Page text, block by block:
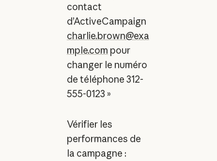
contact
d’ActiveCampaign
charlie.brown@exa
mple.com pour
changer le numéro
de téléphone 312-
555-0123 »
Vérifier les
performances de
la campagne :